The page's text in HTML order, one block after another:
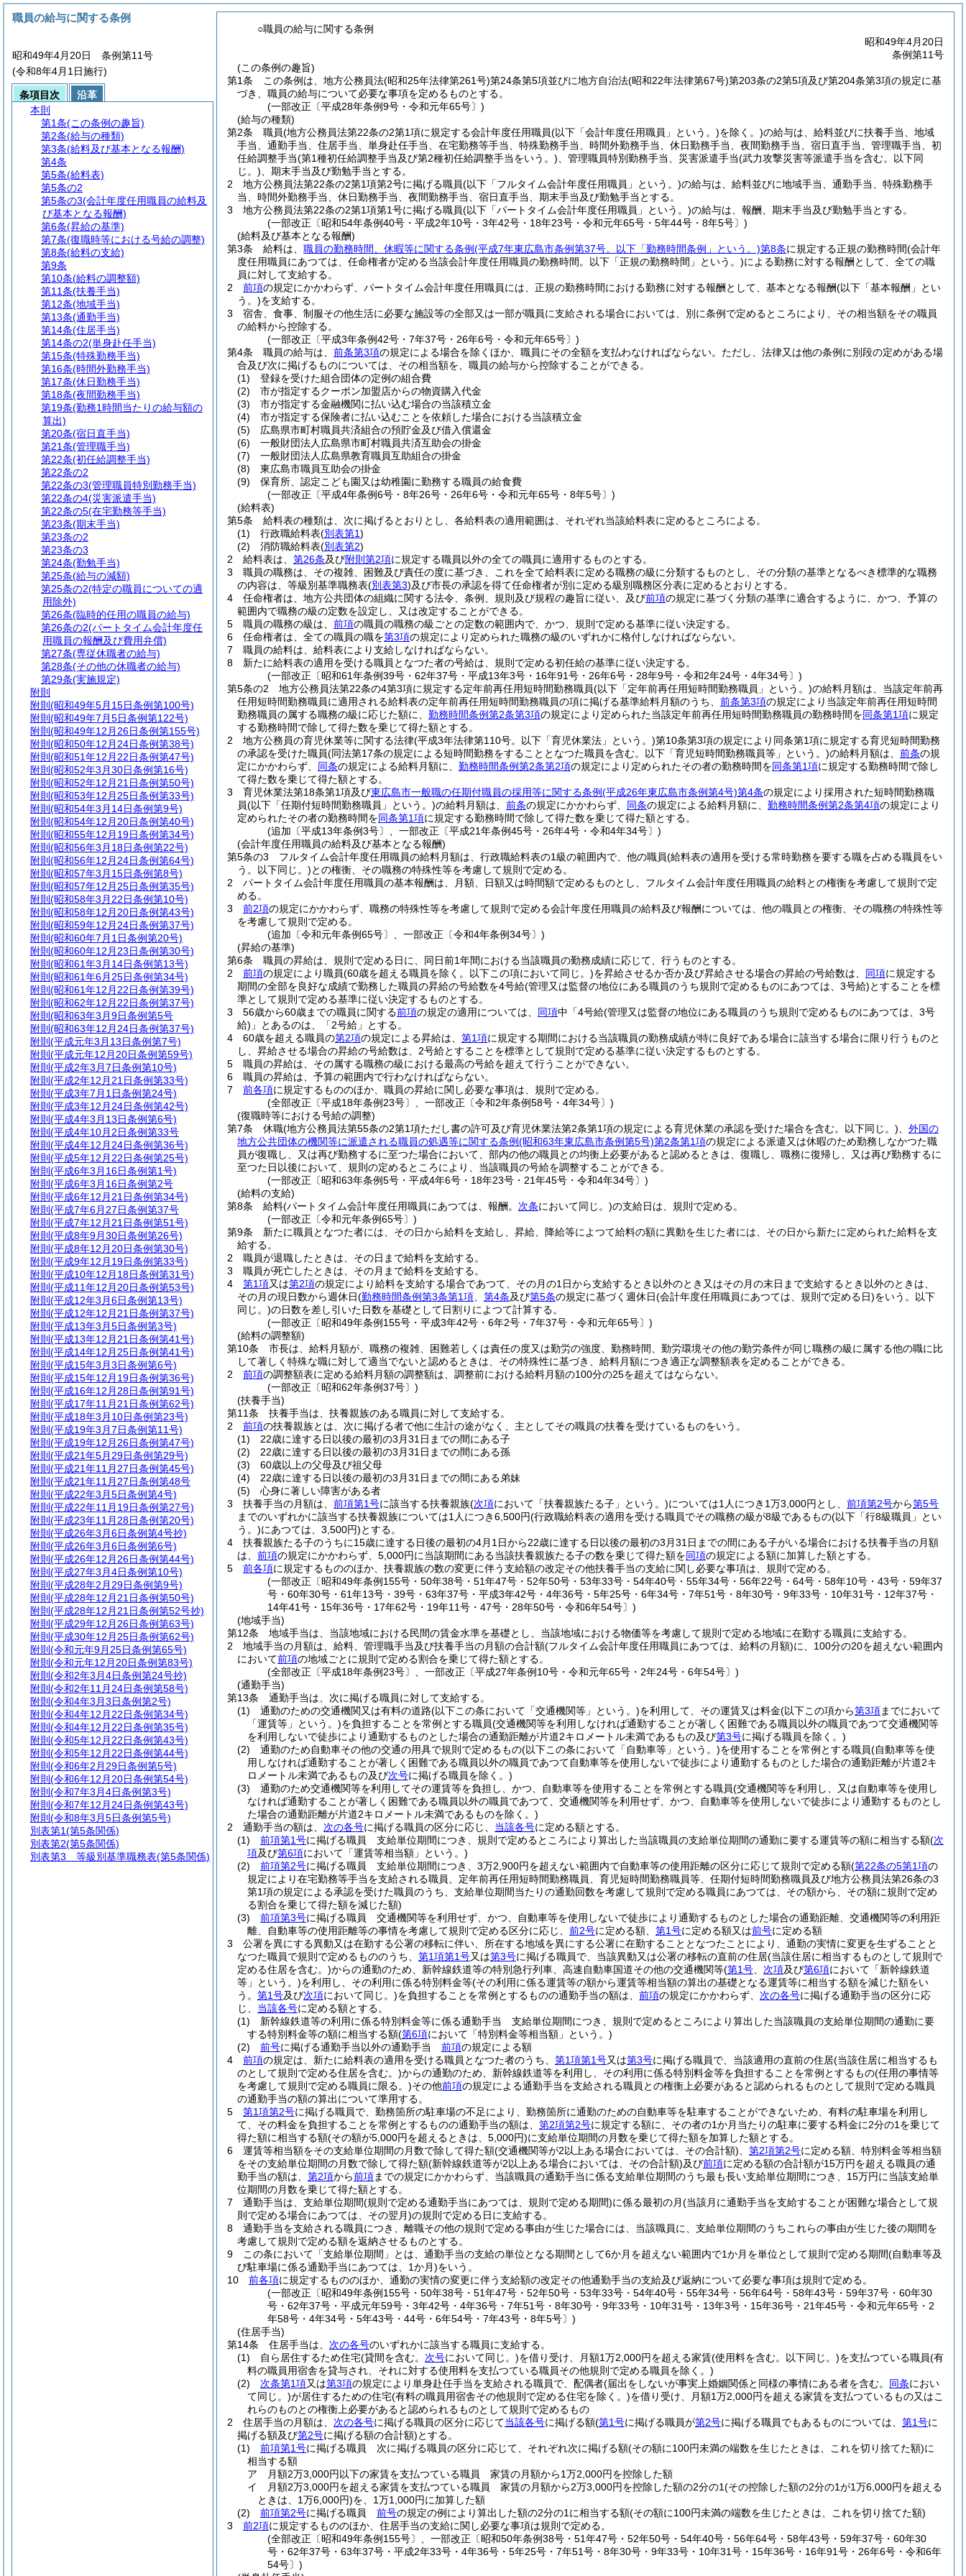
○職員の給与に関する条例
昭和49年4月20日
条例第11号
(この条例の趣旨)
第1条
この条例は、地方公務員法(昭和25年法律第261号)第24条第5項並びに地方自治法(昭和22年法律第67号)第203条の2第5項及び第204条第3項の規定に基
づき、職員の給与について必要な事項を定めるものとする。
(一部改正〔平成28年条例9号・令和元年65号〕)
(給与の種類)
第2条
職員(地方公務員法第22条の2第1項に規定する会計年度任用職員(以下「会計年度任用職員」という。)を除く。)の給与は、給料並びに扶養手当、地域
手当、通勤手当、住居手当、単身赴任手当、在宅勤務等手当、特殊勤務手当、時間外勤務手当、休日勤務手当、夜間勤務手当、宿日直手当、管理職手当、初
任給調整手当(第1種初任給調整手当及び第2種初任給調整手当をいう。) 、管理職員特別勤務手当、災害派遣手当(武力攻撃災害等派遣手当を含む。以下同
じ。) 、期末手当及び勤勉手当とする。
2
地方公務員法第22条の2第1項第2号に掲げる職員(以下「フルタイム会計年度任用職員」という。)の給与は、給料並びに地域手当、通勤手当、特殊勤務手
当、時間外勤務手当、休日勤務手当、夜間勤務手当、宿日直手当、期末手当及び勤勉手当とする。
3
地方公務員法第22条の2第1項第1号に掲げる職員(以下「パートタイム会計年度任用職員」という。)の給与は、報酬、期末手当及び勤勉手当とする。
(一部改正〔昭和54年条例40号・平成2年10号・3年42号・18年23号・令和元年65号・5年44号・8年5号〕)
(給料及び基本となる報酬)
第3条
給料は、 職員の勤務時間、休暇等に関する条例(平成7年東広島市条例第37号。以下「勤務時間条例」という。)第8条に規定する正規の勤務時間(会計年
度任用職員にあつては、任命権者が定める当該会計年度任用職員の勤務時間。以下「正規の勤務時間」という。)による勤務に対する報酬として、全ての職
員に対して支給する。
2
前項の規定にかかわらず、パートタイム会計年度任用職員には、正規の勤務時間における勤務に対する報酬として、基本となる報酬(以下「基本報酬」とい
う。)を支給する。
3
宿舎、食事、制服その他生活に必要な施設等の全部又は一部が職員に支給される場合においては、別に条例で定めるところにより、その相当額をその職員
の給料から控除する。
(一部改正〔平成3年条例42号・7年37号・26年6号・令和元年65号〕)
第4条
職員の給与は、 前条第3項の規定による場合を除くほか、職員にその全額を支払わなければならない。 ただし、法律又は他の条例に別段の定めがある場
合及び次に掲げるものについては、その相当額を、職員の給与から控除することができる。
(1)
登録を受けた組合団体の定例の組合費
(2)
市が指定するクーポン加盟店からの物資購入代金
(3)
市が指定する金融機関に払い込む場合の当該積立金
(4)
市が指定する保険者に払い込むことを依頼した場合における当該積立金
(5)
広島県市町村職員共済組合の預貯金及び借入償還金
(6)
一般財団法人広島県市町村職員共済互助会の掛金
(7)
一般財団法人広島県教育職員互助組合の掛金
(8)
東広島市職員互助会の掛金
(9)
保育所、認定こども園又は幼稚園に勤務する職員の給食費
(一部改正〔平成4年条例6号・8年26号・26年6号・令和元年65号・8年5号〕)
(給料表)
第5条
給料表の種類は、次に掲げるとおりとし、各給料表の適用範囲は、それぞれ当該給料表に定めるところによる。
(1)
行政職給料表(別表第1)
(2)
消防職給料表(別表第2)
2
給料表は、 第26条及び附則第2項に規定する職員以外の全ての職員に適用するものとする。
3
職員の職務は、その複雑、困難及び責任の度に基づき、これを全て給料表に定める職務の級に分類するものとし、その分類の基準となるべき標準的な職務
の内容は、等級別基準職務表(別表第3)及び市長の承認を得て任命権者が別に定める級別職務区分表に定めるとおりとする。
4
任命権者は、地方公共団体の組織に関する法令、条例、規則及び規程の趣旨に従い、及び前項の規定に基づく分類の基準に適合するように、かつ、予算の
範囲内で職務の級の定数を設定し、又は改定することができる。
5
職員の職務の級は、 前項の職員の職務の級ごとの定数の範囲内で、かつ、規則で定める基準に従い決定する。
6
任命権者は、全ての職員の職を第3項の規定により定められた職務の級のいずれかに格付しなければならない。
7
職員の給料は、給料表により支給しなければならない。
8
新たに給料表の適用を受ける職員となつた者の号給は、規則で定める初任給の基準に従い決定する。
(一部改正〔昭和61年条例39号・62年37号・平成13年3号・16年91号・26年6号・28年9号・令和2年24号・4年34号〕)
第5条の2
地方公務員法第22条の4第3項に規定する定年前再任用短時間勤務職員(以下「定年前再任用短時間勤務職員」という。)の給料月額は、当該定年前再
任用短時間勤務職員に適用される給料表の定年前再任用短時間勤務職員の項に掲げる基準給料月額のうち、 前条第3項の規定により当該定年前再任用短時間
勤務職員の属する職務の級に応じた額に、 勤務時間条例第2条第3項の規定により定められた当該定年前再任用短時間勤務職員の勤務時間を同条第1項に規定
する勤務時間で除して得た数を乗じて得た額とする。
2
地方公務員の育児休業等に関する法律(平成3年法律第110号。以下「育児休業法」という。)第10条第3項の規定により同条第1項に規定する育児短時間勤務
の承認を受けた職員(同法第17条の規定による短時間勤務をすることとなつた職員を含む。以下「育児短時間勤務職員等」という。)の給料月額は、 前条の規
定にかかわらず、 同条の規定による給料月額に、 勤務時間条例第2条第2項の規定により定められたその者の勤務時間を同条第1項に規定する勤務時間で除し
て得た数を乗じて得た額とする。
3
育児休業法第18条第1項及び東広島市一般職の任期付職員の採用等に関する条例(平成26年東広島市条例第4号)第4条の規定により採用された短時間勤務職
員(以下「任期付短時間勤務職員」という。)の給料月額は、 前条の規定にかかわらず、 同条の規定による給料月額に、 勤務時間条例第2条第4項の規定により
定められたその者の勤務時間を同条第1項に規定する勤務時間で除して得た数を乗じて得た額とする。
(追加〔平成13年条例3号〕、一部改正〔平成21年条例45号・26年4号・令和4年34号〕)
(会計年度任用職員の給料及び基本となる報酬)
第5条の3
フルタイム会計年度任用職員の給料月額は、行政職給料表の1級の範囲内で、他の職員(給料表の適用を受ける常時勤務を要する職を占める職員をい
う。以下同じ。)との権衡、その職務の特殊性等を考慮して規則で定める。
2
パートタイム会計年度任用職員の基本報酬は、月額、日額又は時間額で定めるものとし、フルタイム会計年度任用職員の給料との権衡を考慮して規則で定
める。
3
前2項の規定にかかわらず、職務の特殊性等を考慮して規則で定める会計年度任用職員の給料及び報酬については、他の職員との権衡、その職務の特殊性等
を考慮して規則で定める。
(追加〔令和元年条例65号〕、一部改正〔令和4年条例34号〕)
(昇給の基準)
第6条
職員の昇給は、規則で定める日に、同日前1年間における当該職員の勤務成績に応じて、行うものとする。
2
前項の規定により職員(60歳を超える職員を除く。以下この項において同じ。)を昇給させるか否か及び昇給させる場合の昇給の号給数は、 同項に規定する
期間の全部を良好な成績で勤務した職員の昇給の号給数を4号給(管理又は監督の地位にある職員のうち規則で定めるものにあつては、3号給)とすることを標
準として規則で定める基準に従い決定するものとする。
3
56歳から60歳までの職員に関する前項の規定の適用については、 同項中「4号給(管理又は監督の地位にある職員のうち規則で定めるものにあつては、3号
給) 」とあるのは、「2号給」とする。
4
60歳を超える職員の第2項の規定による昇給は、 第1項に規定する期間における当該職員の勤務成績が特に良好である場合に該当する場合に限り行うものと
し、昇給させる場合の昇給の号給数は、2号給とすることを標準として規則で定める基準に従い決定するものとする。
5
職員の昇給は、その属する職務の級における最高の号給を超えて行うことができない。
6
職員の昇給は、予算の範囲内で行わなければならない。
7
前各項に規定するもののほか、職員の昇給に関し必要な事項は、規則で定める。
(全部改正〔平成18年条例23号〕、一部改正〔令和2年条例58号・4年34号〕)
(復職時等における号給の調整)
第7条
休職(地方公務員法第55条の2第1項ただし書の許可及び育児休業法第2条第1項の規定による育児休業の承認を受けた場合を含む。以下同じ。)
外国の
地方公共団体の機関等に派遣される職員の処遇等に関する条例(昭和63年東広島市条例第5号)第2条第1項の規定による派遣又は休暇のため勤務しなかつた職
員が復職し、又は再び勤務するに至つた場合において、部内の他の職員との均衡上必要があると認めるときは、復職し、職務に復帰し、又は再び勤務するに
至つた日以後において、規則の定めるところにより、当該職員の号給を調整することができる。
(一部改正〔昭和63年条例5号・平成4年6号・18年23号・21年45号・令和4年34号〕)
(給料の支給)
第8条
給料(パートタイム会計年度任用職員にあつては、報酬。 次条において同じ。)の支給日は、規則で定める。
(一部改正〔令和元年条例65号〕)
第9条
新たに職員となつた者には、その日から給料を支給し、昇給、降給等によつて給料の額に異動を生じた者には、その日から新たに定められた給料を支
給する。
2
職員が退職したときは、その日まで給料を支給する。
3
職員が死亡したときは、その月まで給料を支給する。
4
第1項又は第2項の規定により給料を支給する場合であつて、その月の1日から支給するとき以外のとき又はその月の末日まで支給するとき以外のときは、
その月の現日数から週休日(勤務時間条例第3条第1項 第4条及び第5条の規定に基づく週休日(会計年度任用職員にあつては、規則で定める日)をいう。以下
同じ。)の日数を差し引いた日数を基礎として日割りによつて計算する。
(一部改正〔昭和49年条例155号・平成3年42号・6年2号・7年37号・令和元年65号〕)
(給料の調整額)
第10条
市長は、給料月額が、職務の複雑、困難若しくは責任の度又は勤労の強度、勤務時間、勤労環境その他の勤労条件が同じ職務の級に属する他の職に比
して著しく特殊な職に対して適当でないと認めるときは、その特殊性に基づき、給料月額につき適正な調整額表を定めることができる。
2
前項の調整額表に定める給料月額の調整額は、調整前における給料月額の100分の25を超えてはならない。
(一部改正〔昭和62年条例37号〕)
(扶養手当)
第11条
扶養手当は、扶養親族のある職員に対して支給する。
2
前項の扶養親族とは、次に掲げる者で他に生計の途がなく、主としてその職員の扶養を受けているものをいう。
(1)
22歳に達する日以後の最初の3月31日までの間にある子
(2)
22歳に達する日以後の最初の3月31日までの間にある孫
(3)
60歳以上の父母及び祖父母
(4)
22歳に達する日以後の最初の3月31日までの間にある弟妹
(5)
心身に著しい障害がある者
3
扶養手当の月額は、 前項第1号に該当する扶養親族(次項において「扶養親族たる子」という。)については1人につき1万3,000円とし、 前項第2号から第5号
までのいずれかに該当する扶養親族については1人につき6,500円(行政職給料表の適用を受ける職員でその職務の級が8級であるもの(以下「行8級職員」とい
う。)にあつては、3,500円)とする。
4
扶養親族たる子のうちに15歳に達する日後の最初の4月1日から22歳に達する日以後の最初の3月31日までの間にある子がいる場合における扶養手当の月額
は、 前項の規定にかかわらず、5,000円に当該期間にある当該扶養親族たる子の数を乗じて得た額を同項の規定による額に加算した額とする。
5
前各項に規定するもののほか、扶養親族の数の変更に伴う支給額の改定その他扶養手当の支給に関し必要な事項は、規則で定める。
(一部改正〔昭和49年条例155号・50年38号・51年47号・52年50号・53年33号・54年40号・55年34号・56年22号・64号・58年10号・43号・59年37
号・60年30号・61年13号・39号・63年37号・平成3年42号・4年36号・5年25号・6年34号・7年51号・8年30号・9年33号・10年31号・12年37号・
14年41号・15年36号・17年62号・19年11号・47号・28年50号・令和6年54号〕)
(地域手当)
第12条
地域手当は、当該地域における民間の賃金水準を基礎とし、当該地域における物価等を考慮して規則で定める地域に在勤する職員に支給する。
2
地域手当の月額は、給料、管理職手当及び扶養手当の月額の合計額(フルタイム会計年度任用職員にあつては、給料の月額)に、100分の20を超えない範囲内
において前項の地域ごとに規則で定める割合を乗じて得た額とする。
(全部改正〔平成18年条例23号〕、一部改正〔平成27年条例10号・令和元年65号・2年24号・6年54号〕)
(通勤手当)
第13条
通勤手当は、次に掲げる職員に対して支給する。
(1)
通勤のための交通機関又は有料の道路(以下この条において「交通機関等」という。)を利用して、その運賃又は料金(以下この項から第3項までにおいて
「運賃等」という。)を負担することを常例とする職員(交通機関等を利用しなければ通勤することが著しく困難である職員以外の職員であつて交通機関等
を利用しないで徒歩により通勤するものとした場合の通勤距離が片道2キロメートル未満であるもの及び第3号に掲げる職員を除く。)
(2)
通勤のため自動車その他の交通の用具で規則で定めるもの(以下この条において「自動車等」という。)を使用することを常例とする職員(自動車等を使
用しなければ通勤することが著しく困難である職員以外の職員であつて自動車等を使用しないで徒歩により通勤するものとした場合の通勤距離が片道2キ
ロメートル未満であるもの及び次号に掲げる職員を除く。)
(3)
通勤のため交通機関等を利用してその運賃等を負担し、かつ、自動車等を使用することを常例とする職員(交通機関等を利用し、又は自動車等を使用し
なければ通勤することが著しく困難である職員以外の職員であつて、交通機関等を利用せず、かつ、自動車等を使用しないで徒歩により通勤するものとし
た場合の通勤距離が片道2キロメートル未満であるものを除く。)
2
通勤手当の額は、 次の各号に掲げる職員の区分に応じ、 当該各号に定める額とする。
(1)
前項第1号に掲げる職員 支給単位期間につき、規則で定めるところにより算出した当該職員の支給単位期間の通勤に要する運賃等の額に相当する額(次
項及び第6項において「運賃等相当額」という。)
(2)
前項第2号に掲げる職員 支給単位期間につき、3万2,900円を超えない範囲内で自動車等の使用距離の区分に応じて規則で定める額(第22条の5第1項の
規定により在宅勤務等手当を支給される職員、定年前再任用短時間勤務職員、育児短時間勤務職員等、任期付短時間勤務職員及び地方公務員法第26条の3
第1項の規定による承認を受けた職員のうち、支給単位期間当たりの通勤回数を考慮して規則で定める職員にあつては、その額から、その額に規則で定め
る割合を乗じて得た額を減じた額)
(3)
前項第3号に掲げる職員 交通機関等を利用せず、かつ、自動車等を使用しないで徒歩により通勤するものとした場合の通勤距離、交通機関等の利用距
離、自動車等の使用距離等の事情を考慮して規則で定める区分に応じ、 前2号に定める額、 第1号に定める額又は前号に定める額
3
公署を異にする異動又は在勤する公署の移転に伴い、所在する地域を異にする公署に在勤することとなつたことにより、通勤の実情に変更を生ずることと
なつた職員で規則で定めるもののうち、 第1項第1号又は第3号に掲げる職員で、当該異動又は公署の移転の直前の住居(当該住居に相当するものとして規則で
定める住居を含む。)からの通勤のため、新幹線鉄道等の特別急行列車、高速自動車国道その他の交通機関等(第1号 次項及び第6項において「新幹線鉄道
等」という。)を利用し、その利用に係る特別料金等(その利用に係る運賃等の額から運賃等相当額の算出の基礎となる運賃等に相当する額を減じた額をい
う。 第1号及び次項において同じ。)を負担することを常例とするものの通勤手当の額は、 前項の規定にかかわらず、 次の各号に掲げる通勤手当の区分に応
じ、 当該各号に定める額とする。
(1)
新幹線鉄道等の利用に係る特別料金等に係る通勤手当 支給単位期間につき、規則で定めるところにより算出した当該職員の支給単位期間の通勤に要
する特別料金等の額に相当する額(第6項において「特別料金等相当額」という。)
(2)
前号に掲げる通勤手当以外の通勤手当 前項の規定による額
4
前項の規定は、新たに給料表の適用を受ける職員となつた者のうち、 第1項第1号又は第3号に掲げる職員で、当該適用の直前の住居(当該住居に相当するも
のとして規則で定める住居を含む。)からの通勤のため、新幹線鉄道等を利用し、その利用に係る特別料金等を負担することを常例とするもの(任用の事情等
を考慮して規則で定める職員に限る。)その他前項の規定による通勤手当を支給される職員との権衡上必要があると認められるものとして規則で定める職員
の通勤手当の額の算出について準用する。
5
第1項第2号に掲げる職員で、勤務箇所の駐車場の不足により、勤務箇所に通勤のための自動車等を駐車することができないため、有料の駐車場を利用し
て、その料金を負担することを常例とするものの通勤手当の額は、 第2項第2号に規定する額に、その者の1か月当たりの駐車に要する料金に2分の1を乗じて
得た額に相当する額(その額が5,000円を超えるときは、5,000円)に支給単位期間の月数を乗じて得た額を加算した額とする。
6
運賃等相当額をその支給単位期間の月数で除して得た額(交通機関等が2以上ある場合においては、その合計額) 第2項第2号に定める額、特別料金等相当額
をその支給単位期間の月数で除して得た額(新幹線鉄道等が2以上ある場合においては、その合計額)及び前項に定める額の合計額が15万円を超える職員の通
勤手当の額は、 第2項から前項までの規定にかかわらず、当該職員の通勤手当に係る支給単位期間のうち最も長い支給単位期間につき、15万円に当該支給単
位期間の月数を乗じて得た額とする。
7
通勤手当は、支給単位期間(規則で定める通勤手当にあつては、規則で定める期間)に係る最初の月(当該月に通勤手当を支給することが困難な場合として規
則で定める場合にあつては、その翌月)の規則で定める日に支給する。
8
通勤手当を支給される職員につき、離職その他の規則で定める事由が生じた場合には、当該職員に、支給単位期間のうちこれらの事由が生じた後の期間を
考慮して規則で定める額を返納させるものとする。
9
この条において「支給単位期間」とは、通勤手当の支給の単位となる期間として6か月を超えない範囲内で1か月を単位として規則で定める期間(自動車等及
び駐車場に係る通勤手当にあつては、1か月)をいう。
10
前各項に規定するもののほか、通勤の実情の変更に伴う支給額の改定その他通勤手当の支給及び返納について必要な事項は規則で定める。
(一部改正〔昭和49年条例155号・50年38号・51年47号・52年50号・53年33号・54年40号・55年34号・56年64号・58年43号・59年37号・60年30
号・62年37号・平成元年59号・3年42号・4年36号・7年51号・8年30号・9年33号・10年31号・13年3号・15年36号・21年45号・令和元年65号・2
年58号・4年34号・5年43号・44号・6年54号・7年43号・8年5号〕)
(住居手当)
第14条
住居手当は、 次の各号のいずれかに該当する職員に支給する。
(1)
自ら居住するため住宅(貸間を含む。 次号において同じ。)を借り受け、月額1万2,000円を超える家賃(使用料を含む。以下同じ。)を支払つている職員(有
料の職員用宿舎を貸与され、それに対する使用料を支払つている職員その他規則で定める職員を除く。)
(2)
次条第1項又は第3項の規定により単身赴任手当を支給される職員で、配偶者(届出をしないが事実上婚姻関係と同様の事情にある者を含む。 同条におい
て同じ。)が居住するための住宅(有料の職員用宿舎その他規則で定める住宅を除く。)を借り受け、月額1万2,000円を超える家賃を支払つているもの又はこ
れらのものとの権衡上必要があると認められるものとして規則で定めるもの
2
住居手当の月額は、 次の各号に掲げる職員の区分に応じて当該各号に掲げる額(第1号に掲げる職員が第2号に掲げる職員でもあるものについては、 第1号に
掲げる額及び第2号に掲げる額の合計額)とする。
(1)
前項第1号に掲げる職員 次に掲げる職員の区分に応じて、それぞれ次に掲げる額(その額に100円未満の端数を生じたときは、これを切り捨てた額)に
相当する額
ア
月額2万3,000円以下の家賃を支払つている職員 家賃の月額から1万2,000円を控除した額
イ
月額2万3,000円を超える家賃を支払つている職員 家賃の月額から2万3,000円を控除した額の2分の1(その控除した額の2分の1が1万6,000円を超える
ときは、1万6,000円)を、1万1,000円に加算した額
(2)
前項第2号に掲げる職員 前号の規定の例により算出した額の2分の1に相当する額(その額に100円未満の端数を生じたときは、これを切り捨てた額)
3
前2項に規定するもののほか、住居手当の支給に関し必要な事項は規則で定める。
(全部改正〔昭和49年条例155号〕、一部改正〔昭和50年条例38号・51年47号・52年50号・54年40号・56年64号・58年43号・59年37号・60年30
号・62年37号・63年37号・平成2年33号・4年36号・5年25号・7年51号・8年30号・9年33号・10年31号・15年36号・16年91号・26年6号・令和6年
54号〕)
職員の給与に関する条例
昭和49年4月20日 条例第11号
(令和8年4月1日施行)
条項目次
沿革
本則
第1条(この条例の趣旨)
第2条(給与の種類)
第3条(給料及び基本となる報酬)
第4条
第5条(給料表)
第5条の2
第5条の3(会計年度任用職員の給料及
び基本となる報酬)
第6条(昇給の基準)
第7条(復職時等における号給の調整)
第8条(給料の支給)
第9条
第10条(給料の調整額)
第11条(扶養手当)
第12条(地域手当)
第13条(通勤手当)
第14条(住居手当)
第14条の2(単身赴任手当)
第15条(特殊勤務手当)
第16条(時間外勤務手当)
第17条(休日勤務手当)
第18条(夜間勤務手当)
第19条(勤務1時間当たりの給与額の
算出)
第20条(宿日直手当)
第21条(管理職手当)
第22条(初任給調整手当)
第22条の2
第22条の3(管理職員特別勤務手当)
第22条の4(災害派遣手当)
第22条の5(在宅勤務等手当)
第23条(期末手当)
第23条の2
第23条の3
第24条(勤勉手当)
第25条(給与の減額)
第25条の2(特定の職員についての適
用除外)
第26条(臨時的任用の職員の給与)
第26条の2(パートタイム会計年度任
用職員の報酬及び費用弁償)
第27条(専従休職者の給与)
第28条(その他の休職者の給与)
第29条(実施規定)
附則
附則 (昭和49年5月15日条例第100号)
附則 (昭和49年7月5日条例第122号)
附則 (昭和49年12月26日条例第155号)
附則 (昭和50年12月24日条例第38号)
附則 (昭和51年12月22日条例第47号)
附則 (昭和52年3月30日条例第16号)
附則 (昭和52年12月21日条例第50号)
附則 (昭和53年12月25日条例第33号)
附則 (昭和54年3月14日条例第9号)
附則 (昭和54年12月20日条例第40号)
附則 (昭和55年12月19日条例第34号)
附則 (昭和56年3月18日条例第22号)
附則 (昭和56年12月24日条例第64号)
附則 (昭和57年3月15日条例第8号)
附則 (昭和57年12月25日条例第35号)
附則 (昭和58年3月22日条例第10号)
附則 (昭和58年12月20日条例第43号)
附則 (昭和59年12月24日条例第37号)
附則 (昭和60年7月1日条例第20号)
附則 (昭和60年12月23日条例第30号)
附則 (昭和61年3月14日条例第13号)
附則 (昭和61年6月25日条例第34号)
附則 (昭和61年12月22日条例第39号)
附則 (昭和62年12月22日条例第37号)
附則 (昭和63年3月9日条例第5号
附則 (昭和63年12月24日条例第37号)
附則 (平成元年3月13日条例第7号)
附則 (平成元年12月20日条例第59号)
附則 (平成2年3月7日条例第10号)
附則 (平成2年12月21日条例第33号)
附則 (平成3年7月1日条例第24号)
附則 (平成3年12月24日条例第42号)
附則 (平成4年3月13日条例第6号)
附則 (平成4年10月2日条例第33号
附則 (平成4年12月24日条例第36号)
附則 (平成5年12月22日条例第25号)
附則 (平成6年3月16日条例第1号)
附則 (平成6年3月16日条例第2号
附則 (平成6年12月21日条例第34号)
附則 (平成7年6月27日条例第37号
附則 (平成7年12月21日条例第51号)
附則 (平成8年9月30日条例第26号)
附則 (平成8年12月20日条例第30号)
附則 (平成9年12月19日条例第33号)
附則 (平成10年12月18日条例第31号)
附則 (平成11年12月20日条例第53号)
附則 (平成12年3月6日条例第13号)
附則 (平成12年12月21日条例第37号)
附則 (平成13年3月5日条例第3号)
附則 (平成13年12月21日条例第41号)
附則 (平成14年12月25日条例第41号)
附則 (平成15年3月3日条例第6号)
附則 (平成15年12月19日条例第36号)
附則 (平成16年12月28日条例第91号)
附則 (平成17年11月21日条例第62号)
附則 (平成18年3月10日条例第23号)
附則 (平成19年3月7日条例第11号)
附則 (平成19年12月26日条例第47号)
附則 (平成21年5月29日条例第29号)
附則 (平成21年11月27日条例第45号)
附則 (平成21年11月27日条例第48号
附則 (平成22年3月5日条例第4号)
附則 (平成22年11月19日条例第27号)
附則 (平成23年11月28日条例第20号)
附則 (平成26年3月6日条例第4号抄)
附則 (平成26年3月6日条例第6号)
附則 (平成26年12月26日条例第44号)
附則 (平成27年3月4日条例第10号)
附則 (平成28年2月29日条例第9号)
附則 (平成28年12月21日条例第50号)
附則 (平成28年12月21日条例第52号抄)
附則 (平成29年12月26日条例第63号)
附則 (平成30年12月25日条例第62号)
附則 (令和元年9月25日条例第65号)
附則 (令和元年12月20日条例第83号)
附則 (令和2年3月4日条例第24号抄)
附則 (令和2年11月24日条例第58号)
附則 (令和4年3月3日条例第2号)
附則 (令和4年12月22日条例第34号)
附則 (令和4年12月22日条例第35号)
附則 (令和5年12月22日条例第43号)
附則 (令和5年12月22日条例第44号)
附則 (令和6年2月29日条例第5号)
附則 (令和6年12月20日条例第54号)
附則 (令和7年3月4日条例第3号)
附則 (令和7年12月24日条例第43号)
附則 (令和8年3月5日条例第5号)
別表第1(第5条関係)
別表第2(第5条関係)
別表第3 等級別基準職務表(第5条関係)